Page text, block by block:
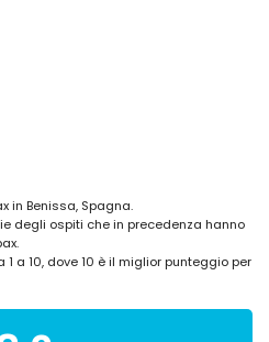
in Benissa, Spagna.
degli ospiti che in precedenza hanno
a 10, dove 10 è il miglior punteggio per